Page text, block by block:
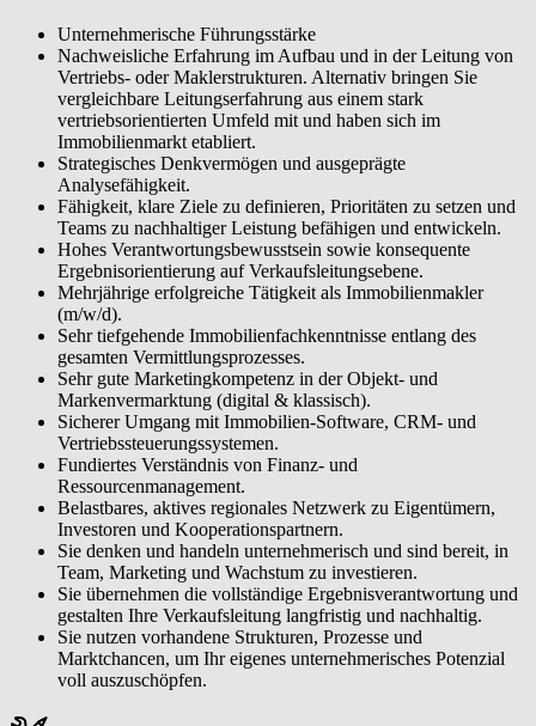
Unternehmerische Führungsstärke
Nachweisliche Erfahrung im Aufbau und in der Leitung von
Vertriebs- oder Maklerstrukturen. Alternativ bringen Sie
vergleichbare Leitungserfahrung aus einem stark
vertriebsorientierten Umfeld mit und haben sich im
Immobilienmarkt etabliert.
Strategisches Denkvermögen und ausgeprägte
Analysefähigkeit.
Fähigkeit, klare Ziele zu definieren, Prioritäten zu setzen und
Teams zu nachhaltiger Leistung befähigen und entwickeln.
Hohes Verantwortungsbewusstsein sowie konsequente
Ergebnisorientierung auf Verkaufsleitungsebene.
Mehrjährige erfolgreiche Tätigkeit als Immobilienmakler
(m/w/d).
Sehr tiefgehende Immobilienfachkenntnisse entlang des
gesamten Vermittlungsprozesses.
Sehr gute Marketingkompetenz in der Objekt- und
Markenvermarktung (digital & klassisch).
Sicherer Umgang mit Immobilien-Software, CRM- und
Vertriebssteuerungssystemen.
Fundiertes Verständnis von Finanz- und
Ressourcenmanagement.
Belastbares, aktives regionales Netzwerk zu Eigentümern,
Investoren und Kooperationspartnern.
Sie denken und handeln unternehmerisch und sind bereit, in
Team, Marketing und Wachstum zu investieren.
Sie übernehmen die vollständige Ergebnisverantwortung und
gestalten Ihre Verkaufsleitung langfristig und nachhaltig.
Sie nutzen vorhandene Strukturen, Prozesse und
Marktchancen, um Ihr eigenes unternehmerisches Potenzial
voll auszuschöpfen.